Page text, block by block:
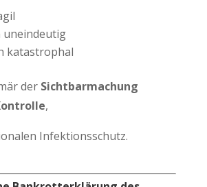
uneindeutig
katastrophal
der Sichtbarmachung
,
Infektionsschutz.